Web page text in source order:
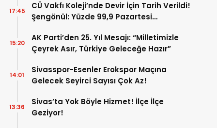
CÜ Vakfı Koleji’nde Devir İçin Tarih Verildi!
Şengönül: Yüzde 99,9 Pazartesi
17:45
AK Parti’den 25. Yıl Mesajı: “Milletimizle
Çeyrek Asır, Türkiye Geleceğe Hazır”
15:20
Sivasspor-Esenler Erokspor Maçına
Gelecek Seyirci Sayısı Çok Az!
14:01
Sivas’ta Yok Böyle Hizmet! İlçe İlçe
Geziyor!
13:36